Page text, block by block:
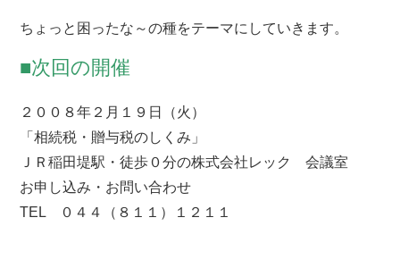
ちょっと困ったな～の種をテーマにしていきます。
■次回の開催
２００８年２月１９日（火）
「相続税・贈与税のしくみ」
ＪＲ稲田堤駅・徒歩０分の株式会社レック 会議室
お申し込み・お問い合わせ
TEL ０４４（８１１）１２１１